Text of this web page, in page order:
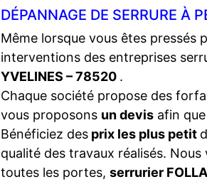
DÉPANNAGE DE SERRURE À
Même lorsque vous êtes pressés
interventions des entreprises
YVELINES – 78520 .
Chaque société propose des
vous proposons un devis afin
Bénéficiez des prix les plus petit
qualité des travaux réalisés.
toutes les portes, serrurier